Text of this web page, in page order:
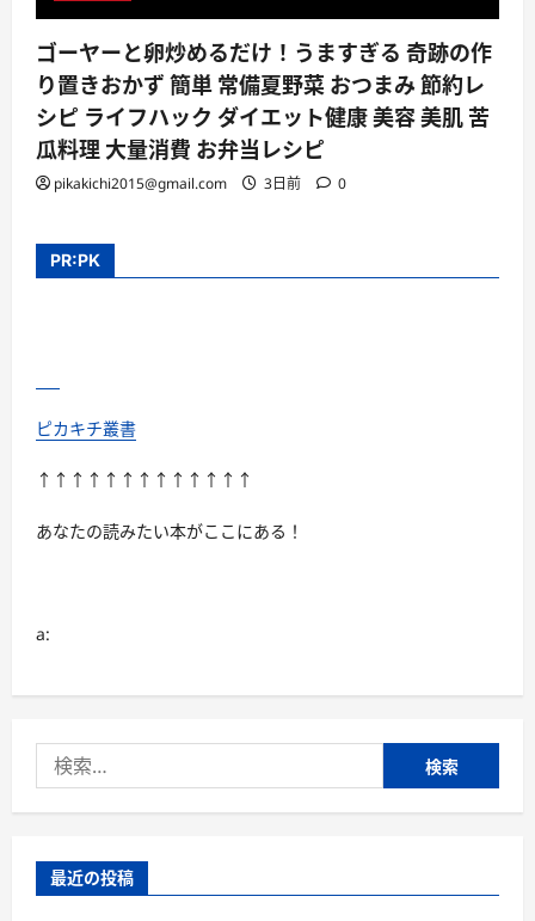
ゴーヤーと卵炒めるだけ！うますぎる 奇跡の作
り置きおかず 簡単 常備夏野菜 おつまみ 節約レ
シピ ライフハック ダイエット健康 美容 美肌 苦
瓜料理 大量消費 お弁当レシピ
pikakichi2015@gmail.com 3日前 0
PR:PK
ピカキチ叢書
↑↑↑↑↑↑↑↑↑↑↑↑↑
あなたの読みたい本がここにある！
a:
索:
最近の投稿